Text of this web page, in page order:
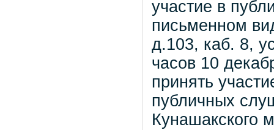
участие в
письменном
д.103, каб. 8,
часов 10
принять
публичных
Кунашакского